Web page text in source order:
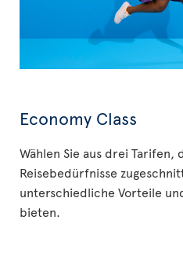
Economy Class
Wählen Sie aus drei Tarifen,
Reisebedürfnisse
unterschiedliche Vorteile
bieten.